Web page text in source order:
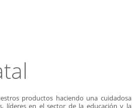
productos haciendo una cuidadosa
líderes en el sector de la educación y la